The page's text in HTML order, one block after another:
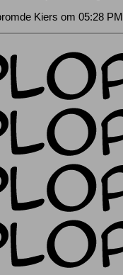
Kiers om 05:28